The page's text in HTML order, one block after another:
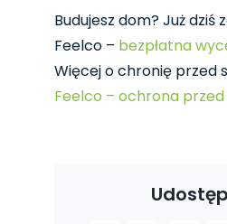
Budujesz dom? Już
Feelco – bezpłatna
Więcej o chronię przed
Feelco – ochrona